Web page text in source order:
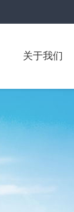
关于我们